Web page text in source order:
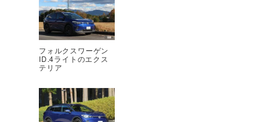
フォルクスワーゲン
ID.4ライトのエクス
テリア